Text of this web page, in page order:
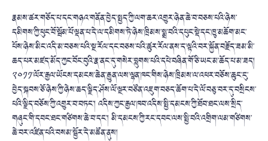
རྣམས་ཚར་གཅོད་པ་དང་གཉའ་གནོན་བྱེད་སྤྱད་ཀྱི་ལག་ཆར་འགྱུར་ཉེན་ཆེ་བ་བཅས་པའི་ཉེས་
དམིགས་ཀྱི་ཕུང་བོ་སྦོམ་པོ་ལྡན་པ་དེ་ལ་དམིགས་ཏེ་ཉེས་ཁྲིམས་སྨྲ་བའི་དཔུང་སྡེ་དང་ཁྱུ་མཆོག་མང་
པོས་ཉེས་མིང་འདི་མ་བཅས་པའི་སྔ་རོལ་དང་བཅས་པའི་ཚུར་རོལ་ནས་ད་ལྟའི་བར་སྐྱོན་བརྗོད་ཟམ་མི་
ཆད་པར་མཛད་མོད་ཀྱང་བོང་བུའི་རྣ་ནང་དུ་གསེར་བླུགས་པའི་དཔེ་བཞིན་གོ་ཅི་ཡང་མ་ཆོད་པ་མ་ཟད།
༢༠༡༡་ལོར་རྒྱལ་ཡོངས་དམངས་ཆེན་རྒྱུན་ལས་ལྷན་ཁང་གིས་ཉེས་ཁྲིམས་ལ་འཕར་བཅོས་ཆུང་ངུ་
བྱེད་སྐབས་ཅོ་ཉེས་ཀྱི་ཉེས་ཆད་ལྗིད་ཤོས་ལོ་ལྔར་བཙོན་འཇུག་བཅད་ཆོག་པ་དེ་ལོ་བཅུ་བར་དུ་བསྲིངས་
པའི་ལྗིད་བཅོས་ཀྱི་འགྱུར་བ་བཏང་། འདིས་ཀྱང་རྒྱལ་ཁབ་འདིས་སྤྱི་དམངས་ཀྱི་ཐོབ་ཐང་ལས་སྲིད་
གཞུང་གི་དབང་ཐང་གཙིགས་ཆེ་བ་དང་། མི་དམངས་ཀྱི་རང་དབང་ལས་སྤྱི་བའི་འགྲིག་ལམ་གཙིགས་
ཆེ་བར་འཛིན་པའི་བསམ་སྦྱོར་དེ་མཚོན་ནུས།